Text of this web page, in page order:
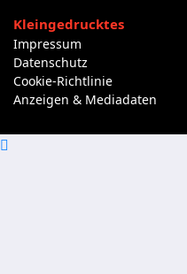
Kleingedrucktes
Impressum
Datenschutz
Cookie-Richtlinie
Anzeigen & Mediadaten